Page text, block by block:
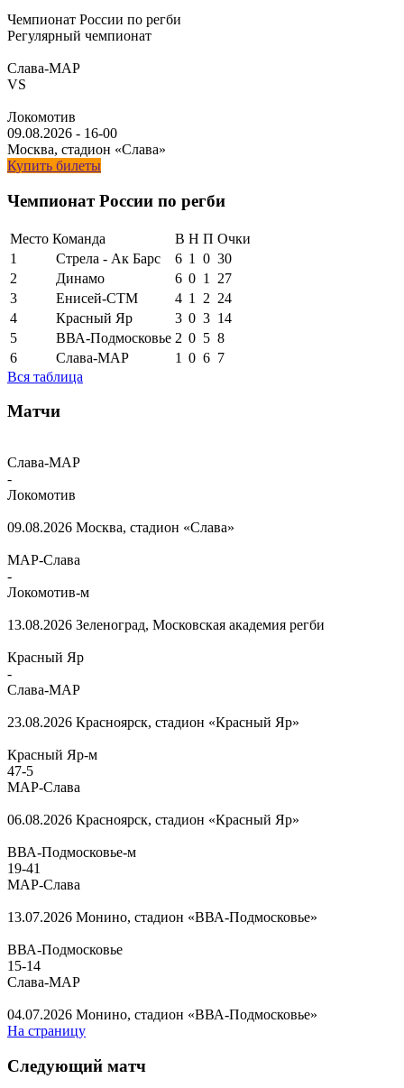
Чемпионат России по регби
Регулярный чемпионат
Слава-МАР
VS
Локомотив
09.08.2026 - 16-00
Москва, стадион «Слава»
Купить билеты
Чемпионат России по регби
Место Команда В Н П Очки
1
Стрела - Ак Барс 6 1 0 30
2
Динамо 6 0 1
27
3
Енисей-СТМ 4 1 2 24
4
Красный Яр 3 0 3 14
5
ВВА-Подмосковье 2 0 5 8
6
Слава-МАР 1 0 6 7
Вся таблица
Матчи
Слава-МАР
-
Локомотив
09.08.2026 Москва, стадион «Слава»
МАР-Слава
-
Локомотив-м
13.08.2026 Зеленоград, Московская академия регби
Красный Яр
-
Слава-МАР
23.08.2026 Красноярск, стадион «Красный Яр»
Красный Яр-м
47-5
МАР-Слава
06.08.2026 Красноярск, стадион «Красный Яр»
ВВА-Подмосковье-м
19-41
МАР-Слава
13.07.2026 Монино, стадион «ВВА-Подмосковье»
ВВА-Подмосковье
15-14
Слава-МАР
04.07.2026 Монино, стадион «ВВА-Подмосковье»
На страницу
Следующий матч